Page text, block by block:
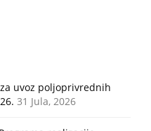
uvoz poljoprivrednih
31 Jula, 2026